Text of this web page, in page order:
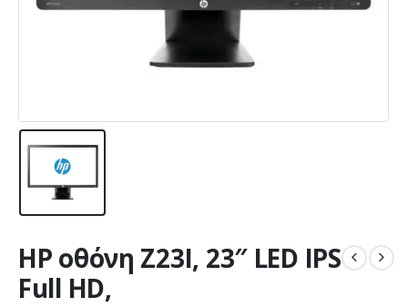
HP οθόνη Z23I, 23″ LED IPS
Full HD,